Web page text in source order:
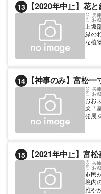
13 【2020年中止】花
兵
お
上坂
緑の
な植
14 【神事のみ】富松一
兵
お
おお
菜「
発展
15 【2021年中止】富
兵
お
市民
境内
雅や